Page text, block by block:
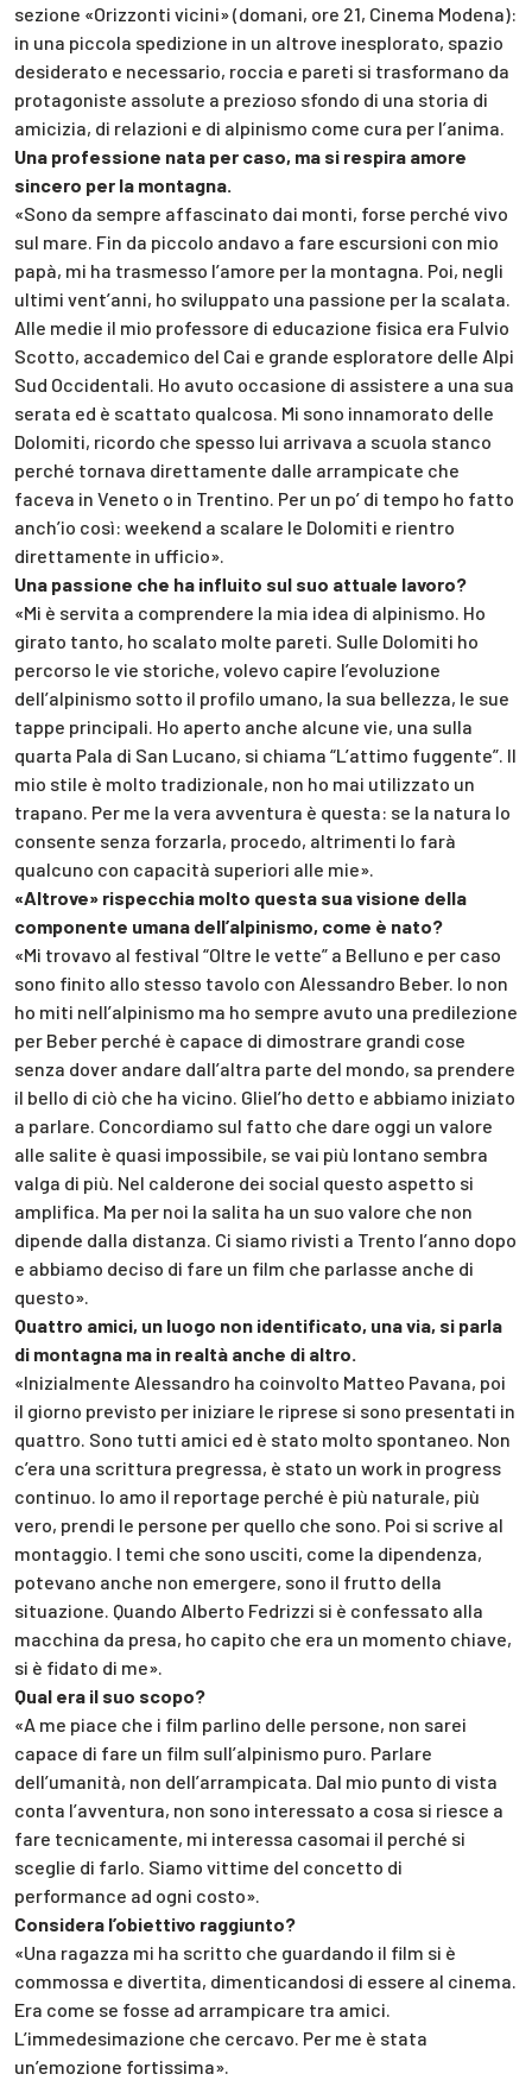
sezione «Orizzonti vicini» (domani, ore 21, Cinema Modena):
in una piccola spedizione in un altrove inesplorato, spazio
desiderato e necessario, roccia e pareti si trasformano da
protagoniste assolute a prezioso sfondo di una storia di
amicizia, di relazioni e di alpinismo come cura per l’anima.
Una professione nata per caso, ma si respira amore
sincero per la montagna.
«Sono da sempre affascinato dai monti, forse perché vivo
sul mare. Fin da piccolo andavo a fare escursioni con mio
papà, mi ha trasmesso l’amore per la montagna. Poi, negli
ultimi vent’anni, ho sviluppato una passione per la scalata.
Alle medie il mio professore di educazione fisica era Fulvio
Scotto, accademico del Cai e grande esploratore delle Alpi
Sud Occidentali. Ho avuto occasione di assistere a una sua
serata ed è scattato qualcosa. Mi sono innamorato delle
Dolomiti, ricordo che spesso lui arrivava a scuola stanco
perché tornava direttamente dalle arrampicate che
faceva in Veneto o in Trentino. Per un po’ di tempo ho fatto
anch’io così: weekend a scalare le Dolomiti e rientro
direttamente in ufficio».
Una passione che ha influito sul suo attuale lavoro?
«Mi è servita a comprendere la mia idea di alpinismo. Ho
girato tanto, ho scalato molte pareti. Sulle Dolomiti ho
percorso le vie storiche, volevo capire l’evoluzione
dell’alpinismo sotto il profilo umano, la sua bellezza, le sue
tappe principali. Ho aperto anche alcune vie, una sulla
quarta Pala di San Lucano, si chiama “L’attimo fuggente”. Il
mio stile è molto tradizionale, non ho mai utilizzato un
trapano. Per me la vera avventura è questa: se la natura lo
consente senza forzarla, procedo, altrimenti lo farà
qualcuno con capacità superiori alle mie».
«Altrove» rispecchia molto questa sua visione della
componente umana dell’alpinismo, come è nato?
«Mi trovavo al festival “Oltre le vette” a Belluno e per caso
sono finito allo stesso tavolo con Alessandro Beber. Io non
ho miti nell’alpinismo ma ho sempre avuto una predilezione
per Beber perché è capace di dimostrare grandi cose
senza dover andare dall’altra parte del mondo, sa prendere
il bello di ciò che ha vicino. Gliel’ho detto e abbiamo iniziato
a parlare. Concordiamo sul fatto che dare oggi un valore
alle salite è quasi impossibile, se vai più lontano sembra
valga di più. Nel calderone dei social questo aspetto si
amplifica. Ma per noi la salita ha un suo valore che non
dipende dalla distanza. Ci siamo rivisti a Trento l’anno dopo
e abbiamo deciso di fare un film che parlasse anche di
questo».
Quattro amici, un luogo non identificato, una via, si parla
di montagna ma in realtà anche di altro.
«Inizialmente Alessandro ha coinvolto Matteo Pavana, poi
il giorno previsto per iniziare le riprese si sono presentati in
quattro. Sono tutti amici ed è stato molto spontaneo. Non
c’era una scrittura pregressa, è stato un work in progress
continuo. Io amo il reportage perché è più naturale, più
vero, prendi le persone per quello che sono. Poi si scrive al
montaggio. I temi che sono usciti, come la dipendenza,
potevano anche non emergere, sono il frutto della
situazione. Quando Alberto Fedrizzi si è confessato alla
macchina da presa, ho capito che era un momento chiave,
si è fidato di me».
Qual era il suo scopo?
«A me piace che i film parlino delle persone, non sarei
capace di fare un film sull’alpinismo puro. Parlare
dell’umanità, non dell’arrampicata. Dal mio punto di vista
conta l’avventura, non sono interessato a cosa si riesce a
fare tecnicamente, mi interessa casomai il perché si
sceglie di farlo. Siamo vittime del concetto di
performance ad ogni costo».
Considera l’obiettivo raggiunto?
«Una ragazza mi ha scritto che guardando il film si è
commossa e divertita, dimenticandosi di essere al cinema.
Era come se fosse ad arrampicare tra amici.
L’immedesimazione che cercavo. Per me è stata
un’emozione fortissima».